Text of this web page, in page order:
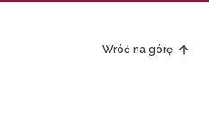
Wróć na górę